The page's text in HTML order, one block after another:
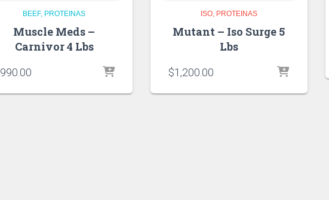
BEEF PROTEINAS
Muscle Meds –
Carnivor 4 Lbs
990.00
ISO PROTEINAS
Mutant – Iso Surge 5
Lbs
$1,200.00